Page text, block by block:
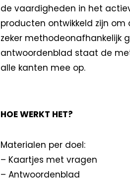
de vaardigheden in het
producten ontwikkeld zijn om
zeker methodeonafhankelijk
antwoordenblad staat de
alle kanten mee op.
HOE WERKT HET?
Materialen per doel:
– Kaartjes met vragen
– Antwoordenblad